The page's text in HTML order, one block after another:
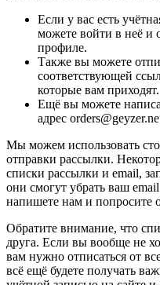
Если у вас есть
можете войти в неё и
профиле.
Также вы можете
соответствующей
которые вам приходят.
Ещё вы можете
адрес
Мы можем использовать
отправки рассылки.
списки рассылки и email,
они смогут убрать ваш
напишете нам и попросите
Обратите внимание, что
друга. Если вы вообще не
вам нужно отписаться от
всё ещё будете получать